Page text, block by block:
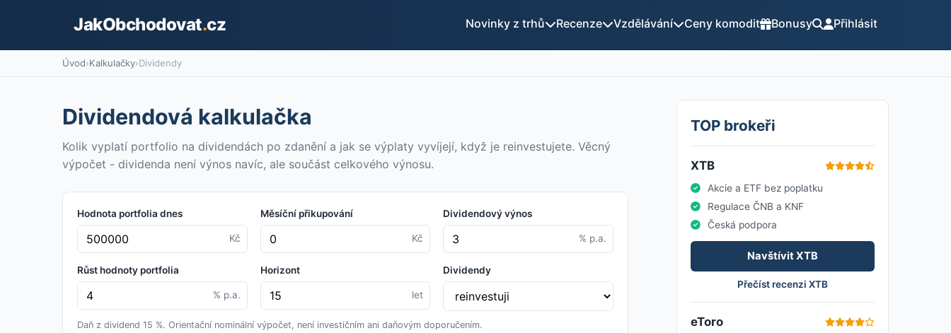
JakObchodovat.cz Novinky z trhů Recenze Vzdělávání Ceny komodit Bonusy Přihlásit
Úvod›Kalkulačky›Dividendy
Dividendová kalkulačka
Kolik vyplatí portfolio na dividendách po zdanění a jak se výplaty vyvíjejí, když je reinvestujete. Věcný
výpočet - dividenda není výnos navíc, ale součást celkového výnosu.
Hodnota portfolia dnes
Kč
Měsíční přikupování
Kč
Dividendový výnos
% p.a.
Růst hodnoty portfolia
% p.a.
Horizont
let
Dividendy
Daň z dividend 15 %. Orientační nominální výpočet, není investičním ani daňovým doporučením.
TOP brokeři
XTB
Akcie a ETF bez poplatku
Regulace ČNB a KNF
Česká podpora
Navštívit XTB
Přečíst recenzi XTB
eToro